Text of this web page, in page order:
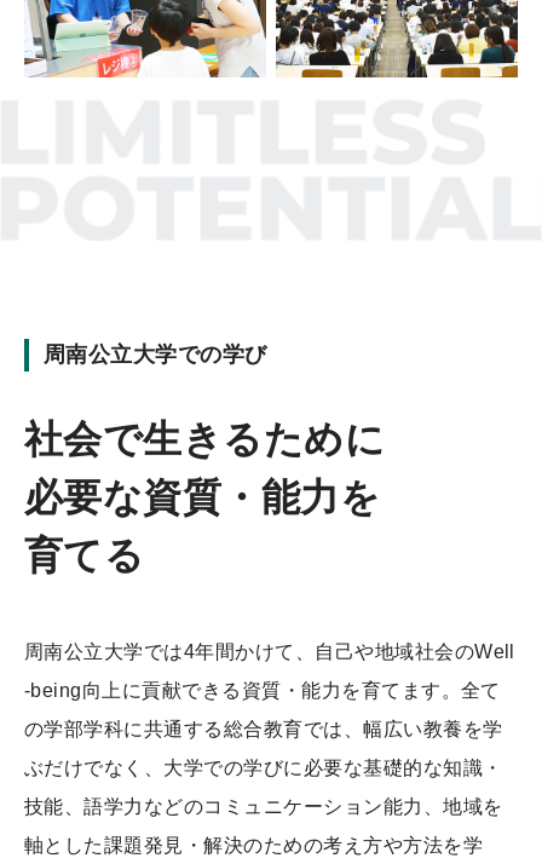
周南公立大学での学び
社会で生きるために
必要な資質・能力を
育てる
周南公立大学では4年間かけて、自己や地域社会のWell
-being向上に貢献できる資質・能力を育てます。全て
の学部学科に共通する総合教育では、幅広い教養を学
ぶだけでなく、大学での学びに必要な基礎的な知識・
技能、語学力などのコミュニケーション能力、地域を
軸とした課題発見・解決のための考え方や方法を学